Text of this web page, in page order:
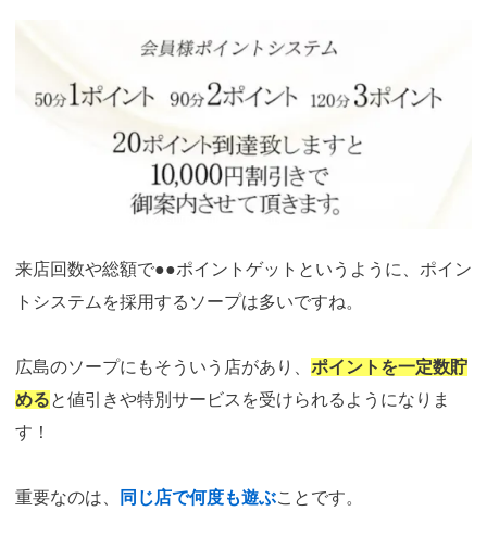
https://www.royal-jyoshiro.com/top/system/
来店回数や総額で●●ポイントゲットというように、ポイン
トシステムを採用するソープは多いですね。
広島のソープにもそういう店があり、 ポイントを一定数貯
めると値引きや特別サービスを受けられるようになりま
す！
重要なのは、 同じ店で何度も遊ぶことです。